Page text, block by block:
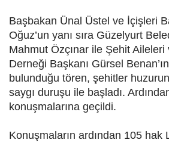
Başbakan Ünal Üstel ve İçişleri
Oğuz’un yanı sıra Güzelyurt
Mahmut Özçınar ile Şehit
Derneği Başkanı Gürsel
bulunduğu tören, şehitler
saygı duruşu ile başladı.
konuşmalarına geçildi.
Konuşmaların ardından 105 hak